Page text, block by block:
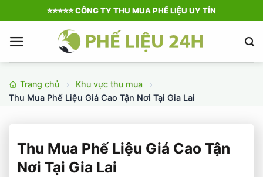
qua
nội
⭐️⭐️⭐️⭐️⭐️ CÔNG TY THU MUA PHẾ LIỆU UY TÍN
Trang chủ
Khu vực thu mua
Thu Mua Phế Liệu Giá Cao Tận Nơi Tại Gia Lai
Thu Mua Phế Liệu Giá Cao Tận
Nơi Tại Gia Lai